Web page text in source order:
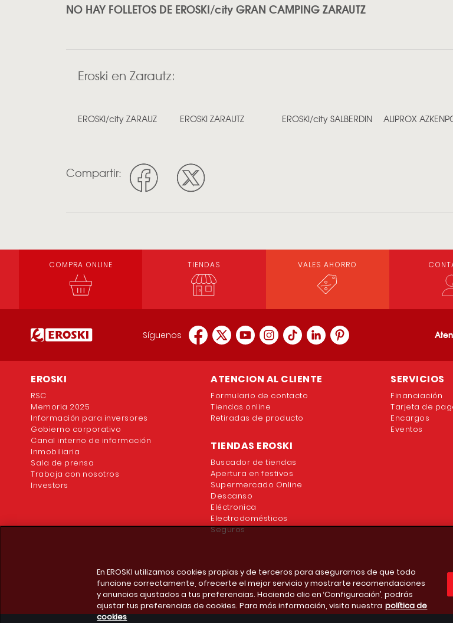
NO HAY FOLLETOS DE EROSKI/city GRAN CAMPING ZARAUTZ
Eroski en Zarautz:
EROSKI/city ZARAUZ EROSKI ZARAUTZ EROSKI/city SALBERDIN ALIPROX
Compartir:
COMPRA ONLINE TIENDAS VALES AHORRO
Síguenos
EROSKI
RSC
Memoria 2025
Información para inversores
Gobierno corporativo
Canal interno de información
Inmobiliaria
Sala de prensa
Trabaja con nosotros
Investors
ATENCION AL CLIENTE
Formulario de contacto
Tiendas online
Retiradas de producto
TIENDAS EROSKI
Buscador de tiendas
Apertura en festivos
Supermercado Online
Descanso
Eléctronica
Electrodomésticos
Seguros
SERVICIOS
Financiación
Tarjeta de
Encargos
Eventos
En EROSKI utilizamos cookies propias y de terceros para asegurarnos de que todo
funcione correctamente, ofrecerte el mejor servicio y mostrarte recomendaciones
y anuncios ajustados a tus preferencias. Haciendo clic en ‘Configuración’, podrás
ajustar tus preferencias de cookies. Para más información, visita nuestra política de
cookies